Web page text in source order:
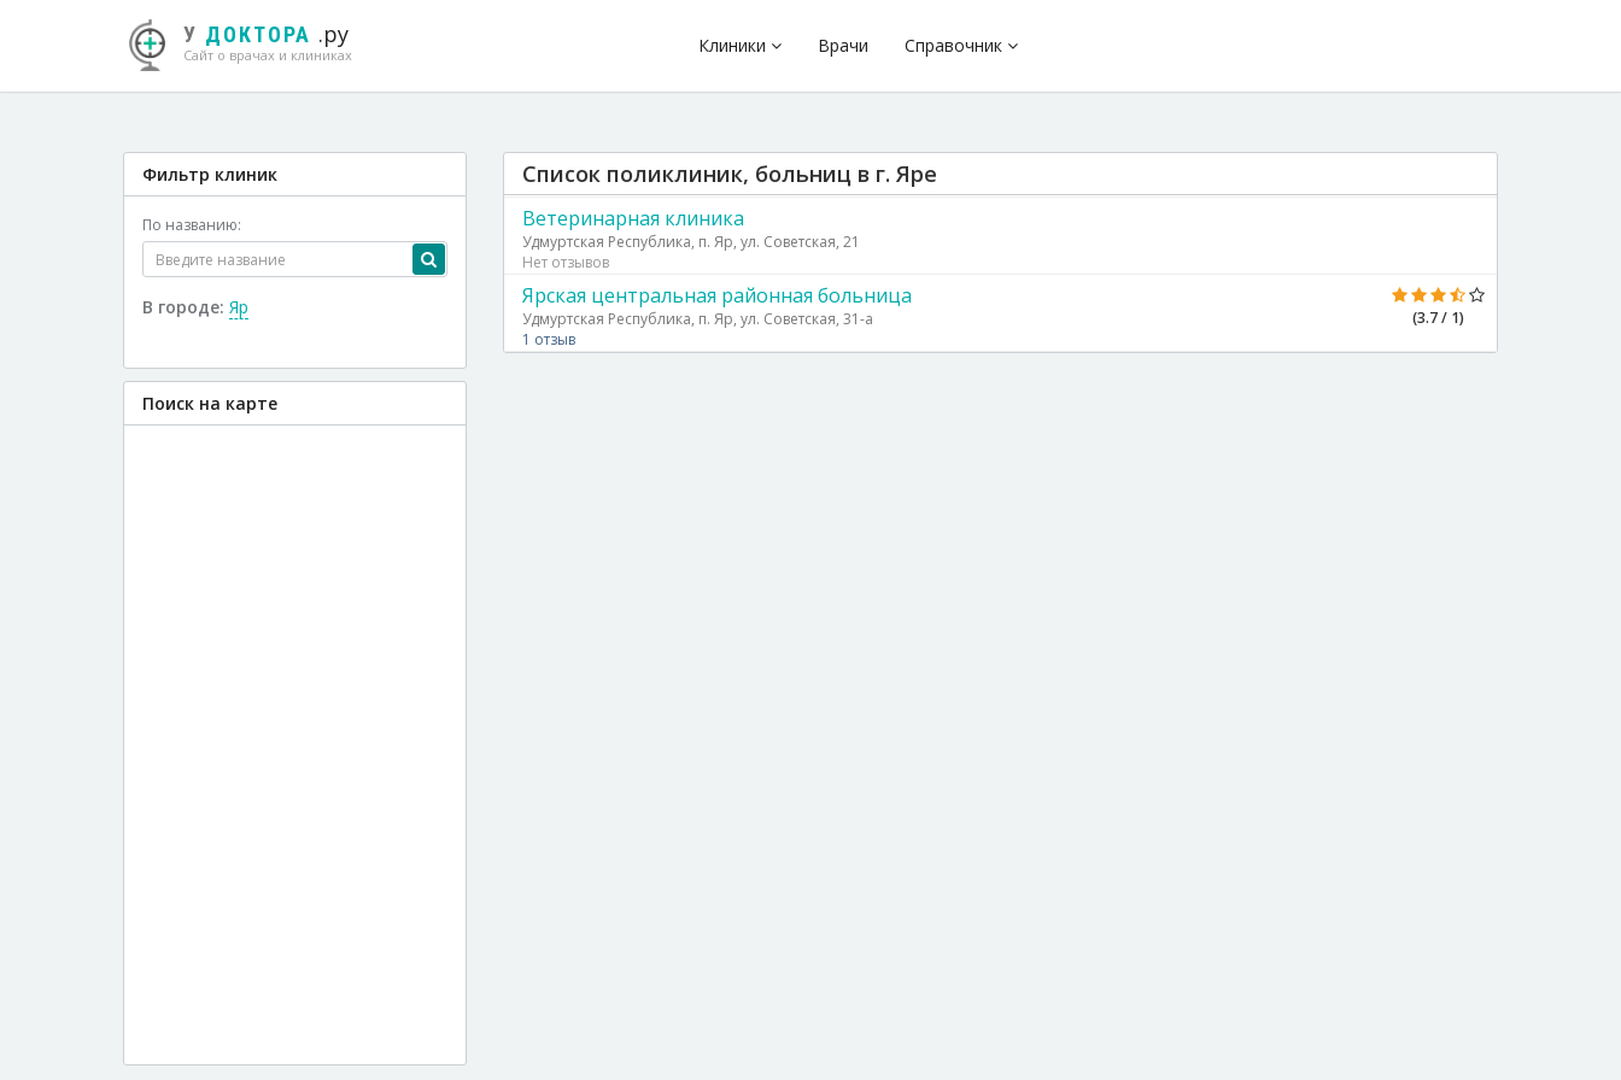
У ДОКТОРА .ру
Сайт о врачах и клиниках Клиники Врачи Справочник
Список поликлиник, больниц в г. Яре
Ветеринарная клиника
Удмуртская Республика, п. Яр, ул. Советская, 21
Нет отзывов
(3.7 / 1)
Ярская центральная районная больница
Удмуртская Республика, п. Яр, ул. Советская, 31-а
1 отзыв
Фильтр клиник
По названию:
В городе: Яр
Поиск на карте